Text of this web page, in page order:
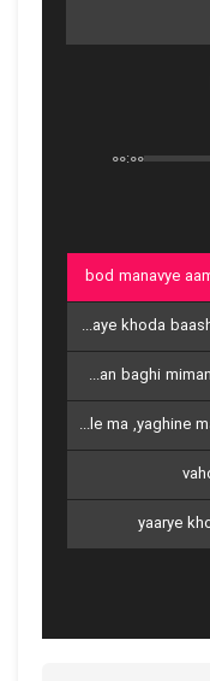
00:00
2. kaar baraaye khoda baashad - emam khomeyni(rah)
3. ma va aamaleman baghi mimanim - emam khomeyni(rah)
4. moshkele ma ,yaghine mast - emam khomeyni(rah)